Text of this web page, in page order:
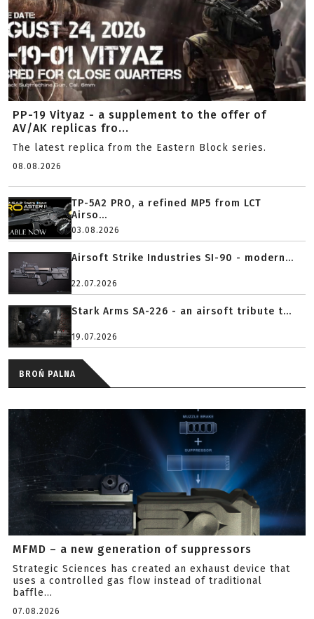
PP-19 Vityaz - a supplement to the offer of
AV/AK replicas fro...
The latest replica from the Eastern Block series.
08.08.2026
TP-5A2 PRO, a refined MP5 from LCT
Airso...
03.08.2026
Airsoft Strike Industries SI-90 - modern...
22.07.2026
Stark Arms SA-226 - an airsoft tribute t...
19.07.2026
BROŃ PALNA
MFMD – a new generation of suppressors
Strategic Sciences has created an exhaust device that
uses a controlled gas flow instead of traditional
baffle...
07.08.2026